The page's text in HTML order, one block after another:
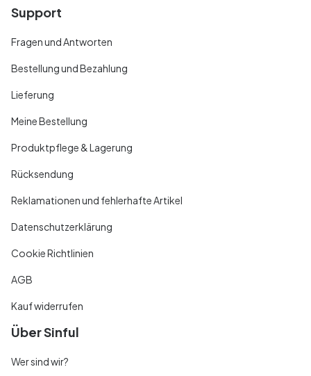
Support
Fragen und Antworten
Bestellung und Bezahlung
Lieferung
Meine Bestellung
Produktpflege & Lagerung
Rücksendung
Reklamationen und fehlerhafte Artikel
Datenschutzerklärung
Cookie Richtlinien
AGB
Kauf widerrufen
Über Sinful
Wer sind wir?